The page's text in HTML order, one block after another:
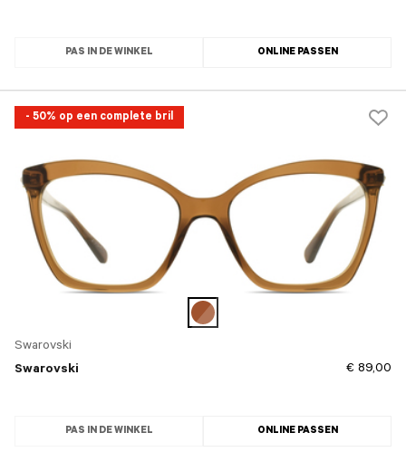
PAS IN DE WINKEL ONLINE PASSEN
- 50% op een complete bril
Swarovski
Swarovski
€ 89,00
PAS IN DE WINKEL ONLINE PASSEN